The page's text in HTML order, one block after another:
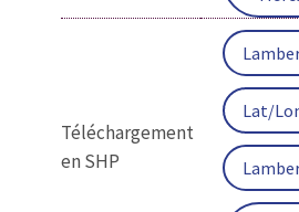
Téléchargement
en SHP
Lat/